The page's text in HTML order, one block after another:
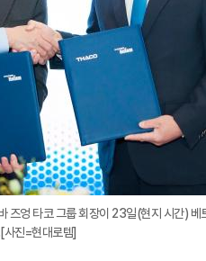
즈엉 타코 그룹 회장이 23일(현지 시간) 베
사진=현대로템]